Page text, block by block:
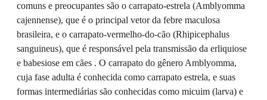
comuns e preocupantes são o carrapato-estrela (Amblyomma
cajennense), que é o principal vetor da febre maculosa
brasileira, e o carrapato-vermelho-do-cão (Rhipicephalus
sanguineus), que é responsável pela transmissão da erliquiose
e babesiose em cães . O carrapato do gênero Amblyomma,
cuja fase adulta é conhecida como carrapato estrela, e suas
formas intermediárias são conhecidas como micuim (larva) e